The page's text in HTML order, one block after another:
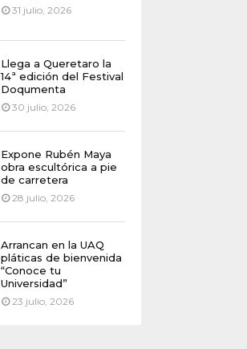
31 julio, 2026
Llega a Queretaro la
14ª edición del Festival
Doqumenta
30 julio, 2026
Expone Rubén Maya
obra escultórica a pie
de carretera
28 julio, 2026
Arrancan en la UAQ
pláticas de bienvenida
“Conoce tu
Universidad”
23 julio, 2026